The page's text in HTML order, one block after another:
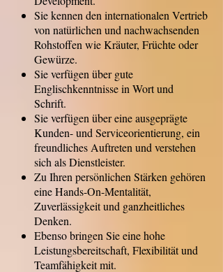
Sie kennen den internationalen Vertrieb
von natürlichen und nachwachsenden
Rohstoffen wie Kräuter, Früchte oder
Gewürze.
Sie verfügen über gute
Englischkenntnisse in Wort und
Schrift.
Sie verfügen über eine ausgeprägte
Kunden- und Serviceorientierung, ein
freundliches Auftreten und verstehen
sich als Dienstleister.
Zu Ihren persönlichen Stärken gehören
eine Hands-On-Mentalität,
Zuverlässigkeit und ganzheitliches
Denken.
Ebenso bringen Sie eine hohe
Leistungsbereitschaft, Flexibilität und
Teamfähigkeit mit.